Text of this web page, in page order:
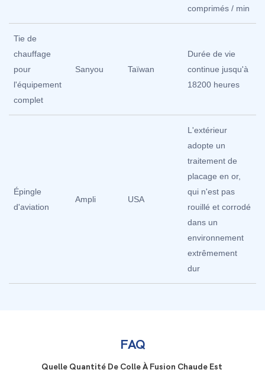
comprimés / min
Tie de
chauffage
pour
l'équipement
complet
Sanyou Taïwan
Durée de vie
continue jusqu'à
18200 heures
Épingle
d'aviation
Ampli USA
L'extérieur
adopte un
traitement de
placage en or,
qui n'est pas
rouillé et corrodé
dans un
environnement
extrêmement
dur
FAQ
Quelle Quantité De Colle À Fusion Chaude Est